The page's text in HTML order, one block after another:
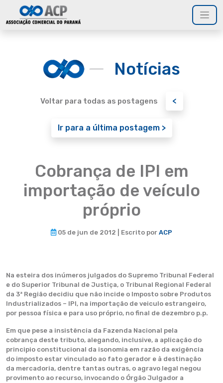
Notícias
Voltar para todas as postagens <
Ir para a última postagem >
Cobrança de IPI em
importação de veículo
próprio
05 de jun de 2012 | Escrito por ACP
Na esteira dos inúmeros julgados do Supremo Tribunal Federal
e do Superior Tribunal de Justiça, o Tribunal Regional Federal
da 3ª Região decidiu que não incide o Imposto sobre Produtos
Industrializados – IPI, na importação de veiculo estrangeiro,
por pessoa física e para uso próprio, no final de dezembro p.p.
Em que pese a insistência da Fazenda Nacional pela
cobrança deste tributo, alegando, inclusive, a aplicação do
principio constitucional da isonomia em razão da exigência
do imposto estar vinculado ao fato gerador e à destinação
da mercadoria, dentre tantas outras, o agravo legal negou
provimento ao recurso, invocando o Órgão Julgador a